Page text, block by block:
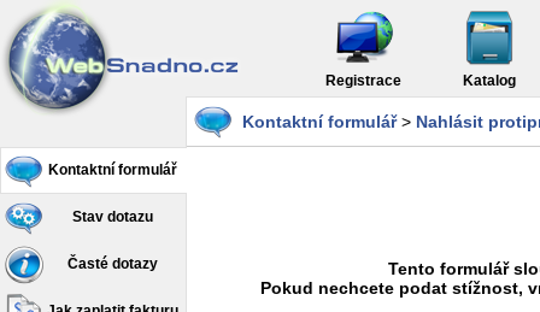
Registrace Katalog
Kontaktní formulář
Stav dotazu
Časté dotazy
Kontaktní formulář> Nahlásit
Tento formulář
Pokud nechcete podat stížnost,